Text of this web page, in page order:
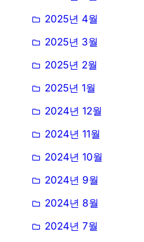
2025년 4월
2025년 3월
2025년 2월
2025년 1월
2024년 12월
2024년 11월
2024년 10월
2024년 9월
2024년 8월
2024년 7월